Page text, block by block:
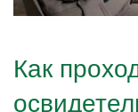
Как